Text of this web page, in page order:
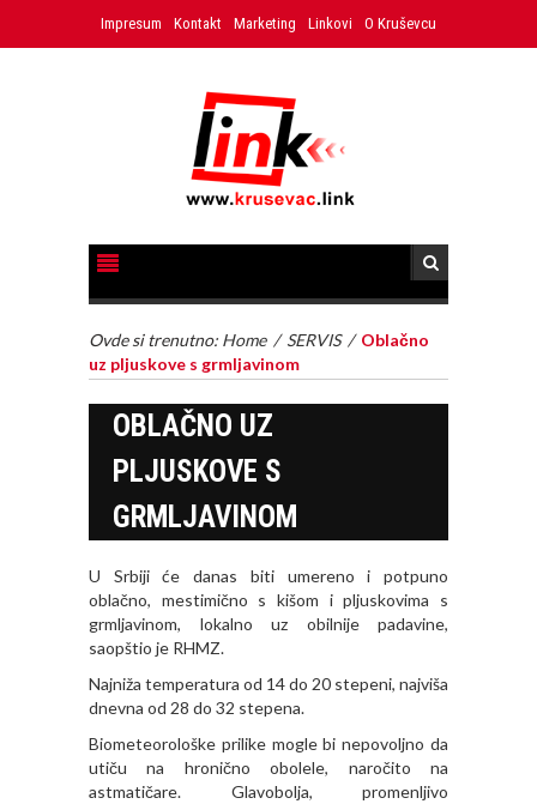
Impresum Kontakt Marketing Linkovi O Kruševcu
Ovde si trenutno: Home / SERVIS / Oblačno
uz pljuskove s grmljavinom
OBLAČNO UZ
PLJUSKOVE S
GRMLJAVINOM
U Srbiji će danas biti umereno i potpuno
oblačno, mestimično s kišom i pljuskovima s
grmljavinom, lokalno uz obilnije padavine,
saopštio je RHMZ.
Najniža temperatura od 14 do 20 stepeni, najviša
dnevna od 28 do 32 stepena.
Biometeorološke prilike mogle bi nepovoljno da
utiču na hronično obolele, naročito na
astmatičare. Glavobolja, promenljivo